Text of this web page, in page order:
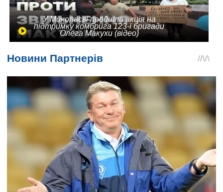
У Миколаєві пройшла акція на
підтримку комбрига 123-ї бригади
Олега Макухи (відео)